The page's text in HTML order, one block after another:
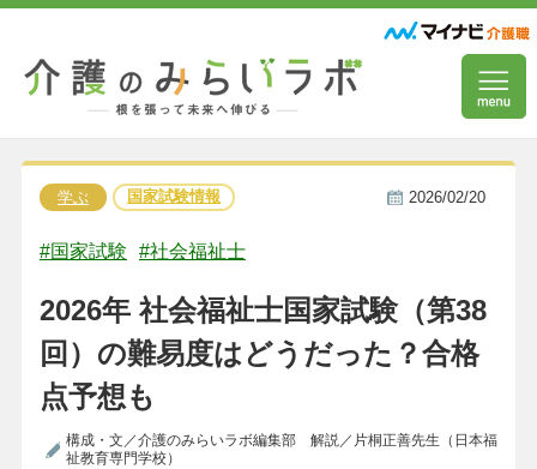
学ぶ 国家試験情報 2026/02/20
#国家試験 #社会福祉士
2026年 社会福祉士国家試験（第38
回）の難易度はどうだった？合格
点予想も
構成・文／介護のみらいラボ編集部 解説／片桐正善先生（日本福
祉教育専門学校）